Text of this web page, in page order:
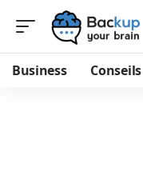
Business Conseils